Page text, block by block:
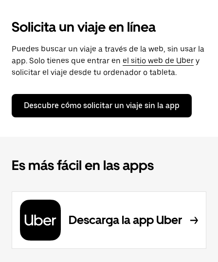
Solicita un viaje en línea
Puedes buscar un viaje a través de la web, sin usar la
app. Solo tienes que entrar en el sitio web de Uber y
solicitar el viaje desde tu ordenador o tableta.
Descubre cómo solicitar un viaje sin la app
Es más fácil en las apps
Descarga la app Uber